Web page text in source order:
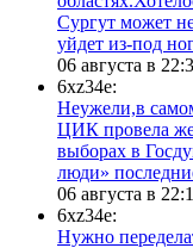
Сургут может
уйдет из-под
06 августа в
6xz34e:
Неужели,в
ЦИК провела
выборах в
люди»
06 августа в
6xz34e:
Нужно